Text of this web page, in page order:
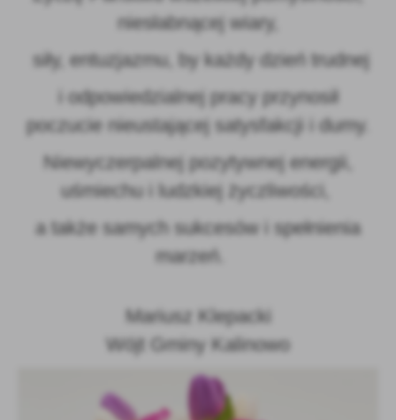
niesłabnącej wiary,
siły, entuzjazmu, by każdy dzień trudnej
i odpowiedzialnej pracy przynosił
poczucie nieustającej satysfakcji i dumy.
Niewyczerpalnej pozytywnej energii,
uśmiechu i ludzkiej życzliwości,
a także samych sukcesów i spełnienia
marzeń.
Mariusz Klepacki
Wójt Gminy Kalinowo